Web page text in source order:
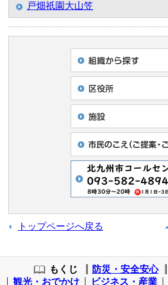
戸畑祇園大山笠
トップページへ戻る
もくじ 防災・安全安心
観光・おでかけ
ビジネス・産業